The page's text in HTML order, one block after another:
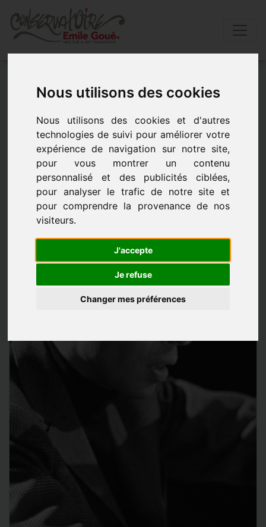
Nous utilisons des cookies
Nous utilisons des cookies et d'autres
technologies de suivi pour améliorer votre
expérience de navigation sur notre site,
pour vous montrer un contenu
personnalisé et des publicités ciblées,
pour analyser le trafic de notre site et
pour comprendre la provenance de nos
visiteurs.
J'accepte
Je refuse
Changer mes préférences
ANNULATION "HÉLÈNE CHANTE BREL"
- le 13 avril 2022 à 18h30